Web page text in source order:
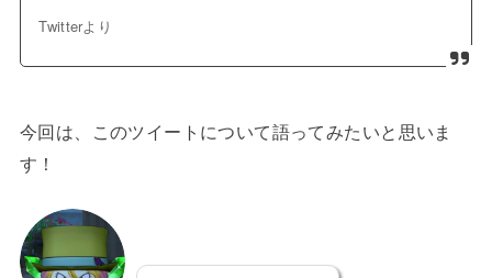
Twitterより
今回は、このツイートについて語ってみたいと思いま
す！